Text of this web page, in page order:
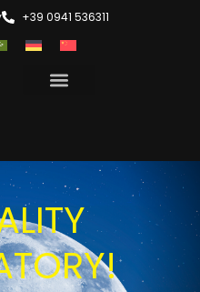
+39 0941 536311